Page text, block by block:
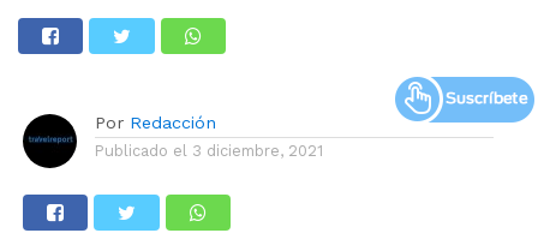
Por Redacción
Publicado el 3 diciembre, 2021